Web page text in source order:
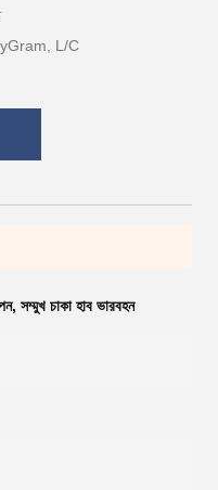
L/C
, সম্মুখ চাকা হাব ভারবহন